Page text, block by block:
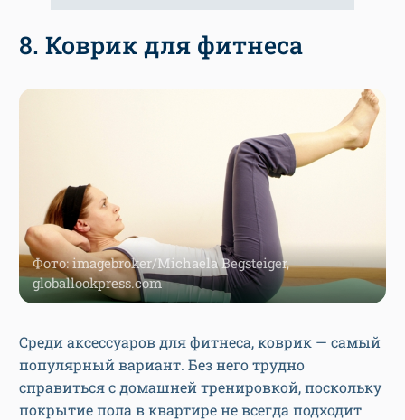
8. Коврик для фитнеса
Фото: imagebroker/Michaela Begsteiger,
globallookpress.com
Среди аксессуаров для фитнеса, коврик — самый
популярный вариант. Без него трудно
справиться с домашней тренировкой, поскольку
покрытие пола в квартире не всегда подходит